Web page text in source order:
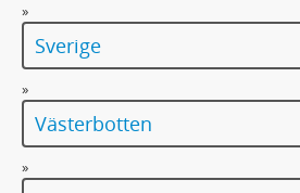
»
Sverige
»
Västerbotten
»